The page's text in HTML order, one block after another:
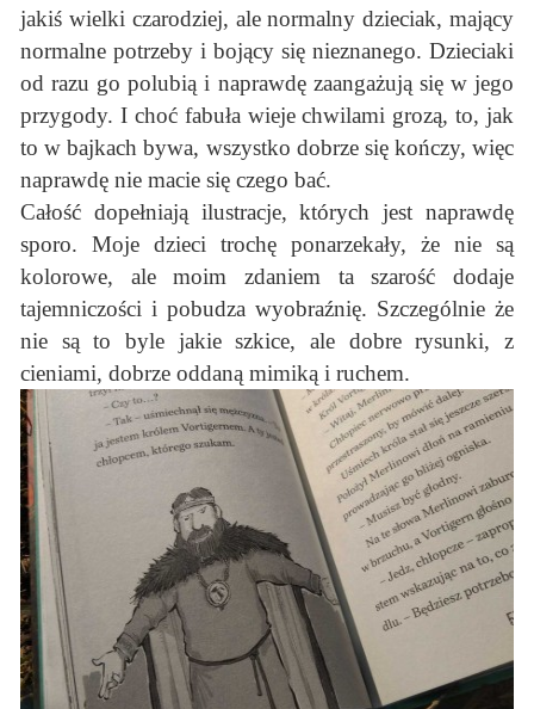
jakiś wielki czarodziej, ale normalny dzieciak, mający
normalne potrzeby i bojący się nieznanego. Dzieciaki
od razu go polubią i naprawdę zaangażują się w jego
przygody. I choć fabuła wieje chwilami grozą, to, jak
to w bajkach bywa, wszystko dobrze się kończy, więc
naprawdę nie macie się czego bać.
Całość dopełniają ilustracje, których jest naprawdę
sporo. Moje dzieci trochę ponarzekały, że nie są
kolorowe, ale moim zdaniem ta szarość dodaje
tajemniczości i pobudza wyobraźnię. Szczególnie że
nie są to byle jakie szkice, ale dobre rysunki, z
cieniami, dobrze oddaną mimiką i ruchem.